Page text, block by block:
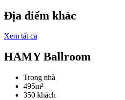
Địa điểm khác
Xem tất cả
HAMY Ballroom
Trong nhà
495m²
350 khách